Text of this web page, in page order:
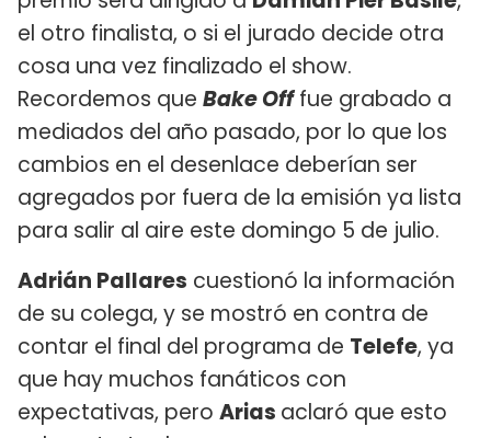
el otro finalista, o si el jurado decide otra
cosa una vez finalizado el show.
Recordemos que Bake Offfue grabado a
mediados del año pasado, por lo que los
cambios en el desenlace deberían ser
agregados por fuera de la emisión ya lista
para salir al aire este domingo 5 de julio.
Adrián Pallares cuestionó la información
de su colega, y se mostró en contra de
contar el final del programa de Telefe, ya
que hay muchos fanáticos con
expectativas, pero Arias aclaró que esto